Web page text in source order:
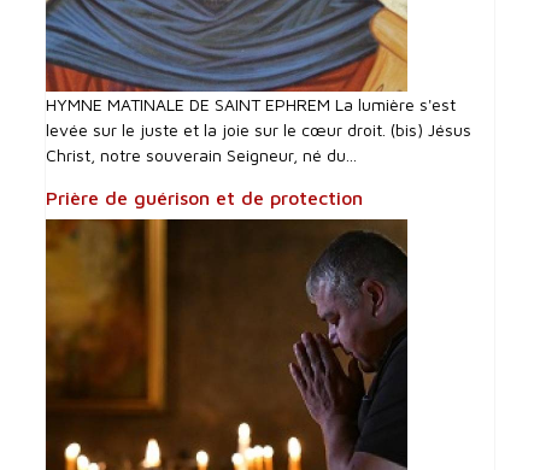
HYMNE MATINALE DE SAINT EPHREM La lumière s'est
levée sur le juste et la joie sur le cœur droit. (bis) Jésus
Christ, notre souverain Seigneur, né du...
Prière de guérison et de protection